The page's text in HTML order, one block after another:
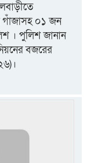
গাঁজাসহ ০১ জন
। পুলিশ জানান
বজরের